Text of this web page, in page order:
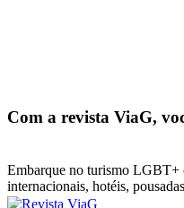
Com a revista ViaG,
Embarque no turismo LGBT+
internacionais, hotéis,